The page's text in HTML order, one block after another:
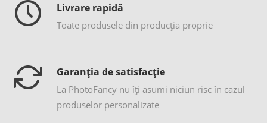
Livrare rapidă
Toate produsele din producția proprie
Garanția de satisfacție
La PhotoFancy nu îţi asumi niciun risc în cazul
produselor personalizate